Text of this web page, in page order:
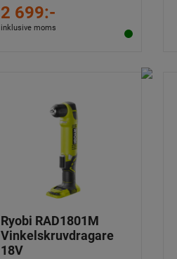
2 699:-
inklusive moms
Ryobi RAD1801M
Vinkelskruvdragare
18V